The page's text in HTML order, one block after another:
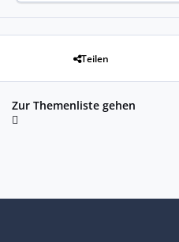
Teilen
Zur Themenliste gehen